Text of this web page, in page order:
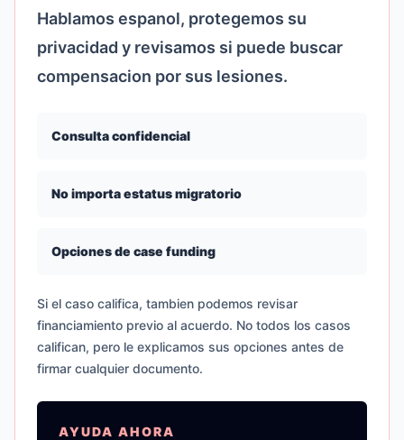
Hablamos espanol, protegemos su
privacidad y revisamos si puede buscar
compensacion por sus lesiones.
Consulta confidencial
No importa estatus migratorio
Opciones de case funding
Si el caso califica, tambien podemos revisar
financiamiento previo al acuerdo. No todos los casos
califican, pero le explicamos sus opciones antes de
firmar cualquier documento.
AYUDA AHORA